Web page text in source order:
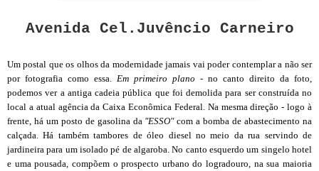
Avenida Cel.Juvêncio Carneiro
Um postal que os olhos da modernidade jamais vai poder contemplar a não ser
por fotografia como essa. Em primeiro plano - no canto direito da foto,
podemos ver a antiga cadeia pública que foi demolida para ser construída no
local a atual agência da Caixa Econômica Federal. Na mesma direção - logo à
frente, há um posto de gasolina da "ESSO"com a bomba de abastecimento na
calçada. Há também tambores de óleo diesel no meio da rua servindo de
jardineira para um isolado pé de algaroba. No canto esquerdo um singelo hotel
e uma pousada, compõem o prospecto urbano do logradouro, na sua maioria